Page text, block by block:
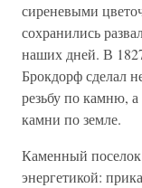
сиреневыми
сохранились
наших дней. В
Брокдорф сделал
резьбу по камню, а
камни по земле.
Каменный поселок
энергетикой: